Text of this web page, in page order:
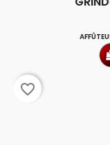
favorite_border